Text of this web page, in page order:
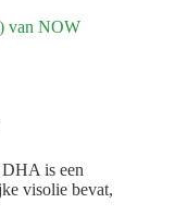
is een
visolie bevat,